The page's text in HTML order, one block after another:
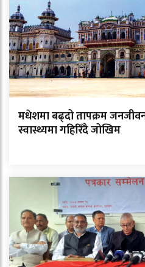
मधेशमा बढ्दो तापक्रम जनजीवन
स्वास्थ्यमा गहिरिँदै जोखिम